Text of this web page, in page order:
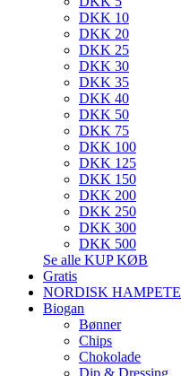
DKK 10
DKK 20
DKK 25
DKK 30
DKK 35
DKK 40
DKK 50
DKK 75
DKK 100
DKK 125
DKK 150
DKK 200
DKK 250
DKK 300
DKK 500
Se alle KUP KØB
Gratis
NORDISK HAMPETE
Biogan
Bønner
Chips
Chokolade
Dip & Dressing